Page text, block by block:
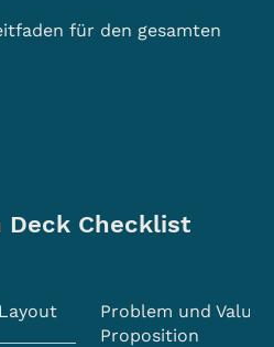
für den gesamten
Checklist
Problem und Value
Proposition